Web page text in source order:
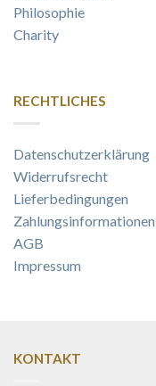
Philosophie
Charity
RECHTLICHES
Datenschutzerklärung
Widerrufsrecht
Lieferbedingungen
Zahlungsinformationen
AGB
Impressum
KONTAKT